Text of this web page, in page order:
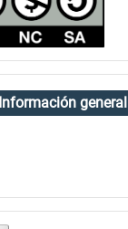
Información general